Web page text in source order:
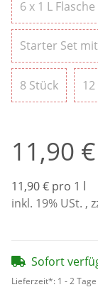
6 x 1 L Flasche
Starter Set
8 Stück8 Stück
11,90 €
11,90 € pro 1 l
inkl. 19% USt. ,
Sofort
Lieferzeit*: 1 - 2 Tage